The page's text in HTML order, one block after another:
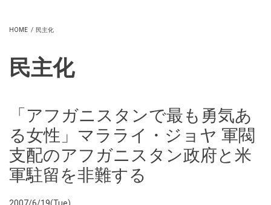
HOME / 民主化
民主化
「アフガニスタンで最も勇気あ
る女性」マラライ・ジョヤ 軍閥
支配のアフガニスタン政府と米
軍駐留を非難する